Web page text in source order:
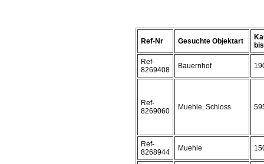
Ref-Nr Gesuchte Objektart
Ref-
8269408
Bauernhof
Ref-
8269060
Muehle, Schloss
Ref-
8268944
Muehle